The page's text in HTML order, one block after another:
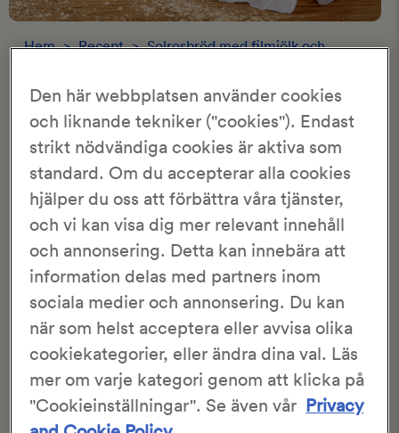
Hem > Recept > Solrosbröd med filmjölk och
SOLROSBRÖD MED FILMJÖLK OCH
MARMELAD
Angela Bertilsson
Ett härligt solrosbröd med filmjölk och marmelad.
Detta är ett recept från en av våra läsare och är inte
skapat eller testbakat av
KronJäst
3.41/5
470 Röster
Den här webbplatsen använder cookies
och liknande tekniker ("cookies"). Endast
strikt nödvändiga cookies är aktiva som
standard. Om du accepterar alla cookies
hjälper du oss att förbättra våra tjänster,
och vi kan visa dig mer relevant innehåll
och annonsering. Detta kan innebära att
information delas med partners inom
sociala medier och annonsering. Du kan
när som helst acceptera eller avvisa olika
cookiekategorier, eller ändra dina val. Läs
mer om varje kategori genom att klicka på
"Cookieinställningar". Se även vår Privacy